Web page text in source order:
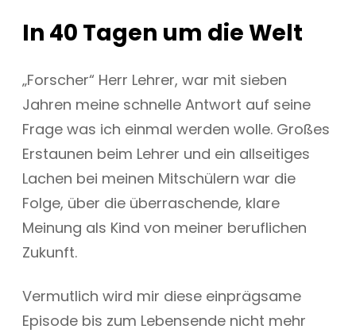
In 40 Tagen um die Welt
„Forscher“ Herr Lehrer, war mit sieben
Jahren meine schnelle Antwort auf seine
Frage was ich einmal werden wolle. Großes
Erstaunen beim Lehrer und ein allseitiges
Lachen bei meinen Mitschülern war die
Folge, über die überraschende, klare
Meinung als Kind von meiner beruflichen
Zukunft.
Vermutlich wird mir diese einprägsame
Episode bis zum Lebensende nicht mehr